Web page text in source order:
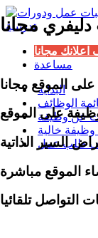
اعلانك مجانا
مساعدة
البداية
الوظائف
عن وظيفة
خالية
طلب عمل
دليفريمجانا
على الموقع مجانا
على الموقع
السير الذاتية
الموقع مباشرة
التواصل تلقائيا